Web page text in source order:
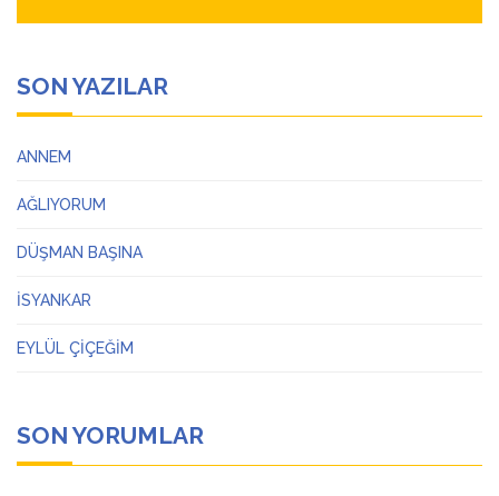
SON YAZILAR
ANNEM
AĞLIYORUM
DÜŞMAN BAŞINA
İSYANKAR
EYLÜL ÇİÇEĞİM
SON YORUMLAR